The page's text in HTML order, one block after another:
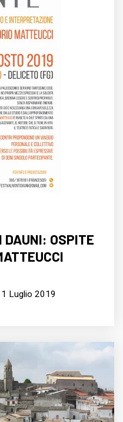
DAUNI: OSPITE
Luglio 2019